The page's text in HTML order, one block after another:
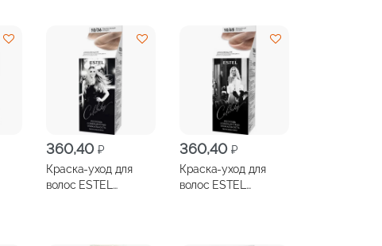
360,40 ₽
Краска-уход для
волос ESTEL
360,40 ₽
Краска-уход для
волос ESTEL